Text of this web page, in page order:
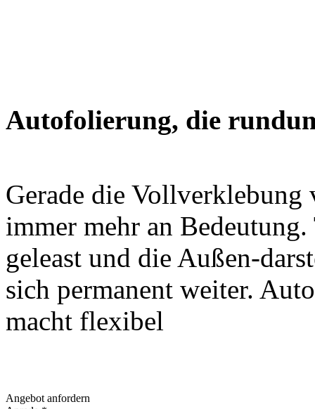
Autofolierung, die
Gerade die Vollverklebung
immer mehr an
geleast und die Außen-
sich permanent weiter.
macht flexibel
Angebot anfordern